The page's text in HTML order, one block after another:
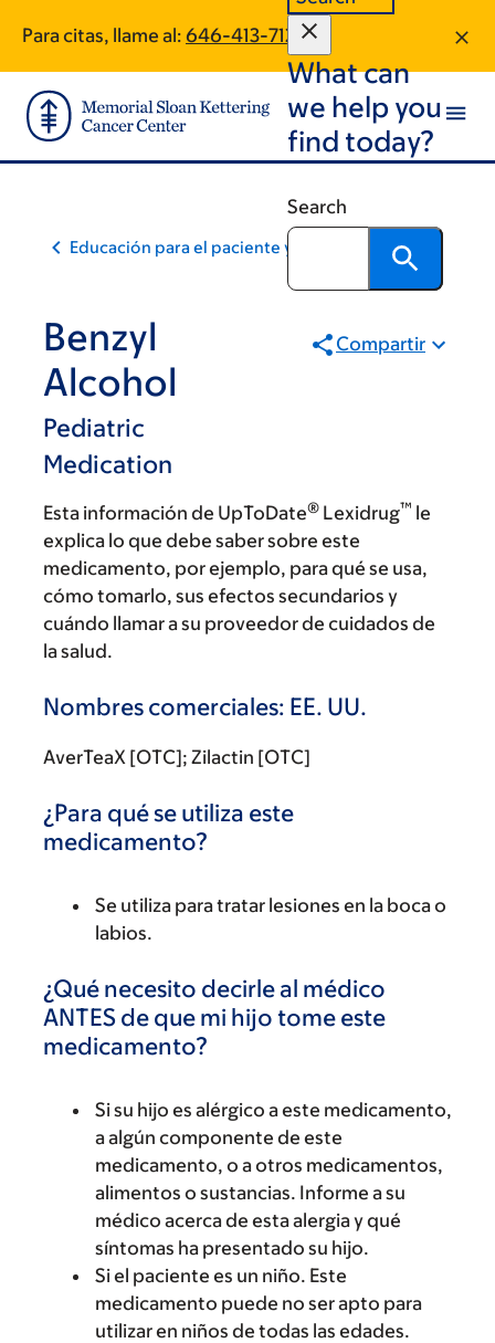
main
content
footer
Para citas, llame al: 646-413-7129
What can
we help you
find today?
Search
Educación para el paciente y la comunidad
Benzyl
Alcohol
Pediatric
Medication
Compartir
Esta información de UpToDate® Lexidrug™ le
explica lo que debe saber sobre este
medicamento, por ejemplo, para qué se usa,
cómo tomarlo, sus efectos secundarios y
cuándo llamar a su proveedor de cuidados de
la salud.
Nombres comerciales: EE. UU.
AverTeaX [OTC]; Zilactin [OTC]
¿Para qué se utiliza este
medicamento?
Se utiliza para tratar lesiones en la boca o
labios.
¿Qué necesito decirle al médico
ANTES de que mi hijo tome este
medicamento?
Si su hijo es alérgico a este medicamento,
a algún componente de este
medicamento, o a otros medicamentos,
alimentos o sustancias. Informe a su
médico acerca de esta alergia y qué
síntomas ha presentado su hijo.
Si el paciente es un niño. Este
medicamento puede no ser apto para
utilizar en niños de todas las edades.